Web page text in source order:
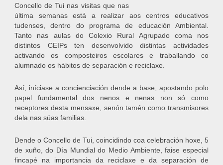
Concello de Tui nas visitas que nas
última semanas está a realizar aos centros educativos
tudenses, dentro do programa de educación Ambiental.
Tanto nas aulas do Colexio Rural Agrupado coma nos
distintos CEIPs ten desenvolvido distintas actividades
activando os composteiros escolares e traballando co
alumnado os hábitos de separación e reciclaxe.
Así, iníciase a concienciación dende a base, apostando polo
papel fundamental dos nenos e nenas non só como
receptores desta mensaxe, senón tamén como transmisores
dela nas súas familias.
Dende o Concello de Tui, coincidindo coa celebración hoxe, 5
de xuño, do Día Mundial do Medio Ambiente, faise especial
fincapé na importancia da reciclaxe e da separación de